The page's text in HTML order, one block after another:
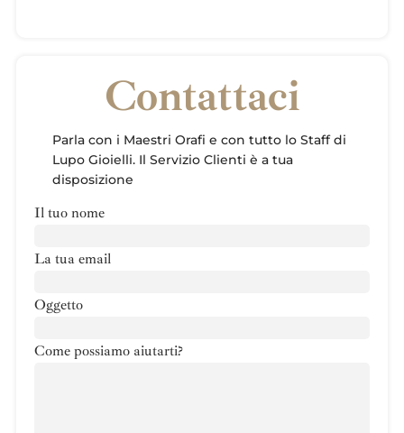
Contattaci
Parla con i Maestri Orafi e con tutto lo Staff di
Lupo Gioielli. Il Servizio Clienti è a tua
disposizione
Il tuo nome
La tua email
Oggetto
Come possiamo aiutarti?